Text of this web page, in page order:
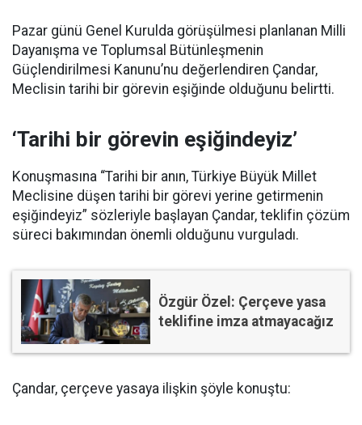
Pazar günü Genel Kurulda görüşülmesi planlanan Milli
Dayanışma ve Toplumsal Bütünleşmenin
Güçlendirilmesi Kanunu’nu değerlendiren Çandar,
Meclisin tarihi bir görevin eşiğinde olduğunu belirtti.
‘Tarihi bir görevin eşiğindeyiz’
Konuşmasına “Tarihi bir anın, Türkiye Büyük Millet
Meclisine düşen tarihi bir görevi yerine getirmenin
eşiğindeyiz” sözleriyle başlayan Çandar, teklifin çözüm
süreci bakımından önemli olduğunu vurguladı.
Özgür Özel: Çerçeve yasa
teklifine imza atmayacağız
Çandar, çerçeve yasaya ilişkin şöyle konuştu: